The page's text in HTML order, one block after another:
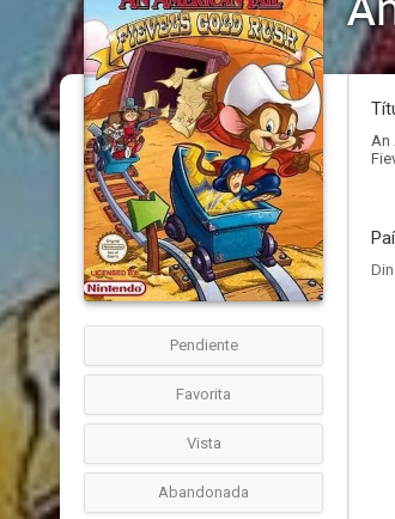
Pendiente
Favorita
Vista
Abandonada
An